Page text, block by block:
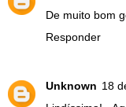
De muito bom
Responder
Unknown 18